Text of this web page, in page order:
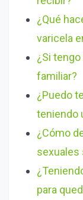
¿Qué
varicela
¿Si
familiar?
¿Puedo
teniendo
¿Cómo
sexuales
para